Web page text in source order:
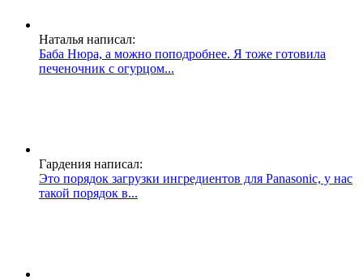
Наталья написал:
Баба Нюра, а можно поподробнее. Я тоже готовила
печеночник с огурцом...
Гардения написал:
Это порядок загрузки ингредиентов для Panasonic, у нас
такой порядок в...